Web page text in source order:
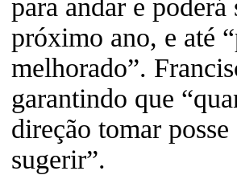
para andar e
próximo ano, e até
melhorado”.
garantindo que
direção tomar
sugerir”.